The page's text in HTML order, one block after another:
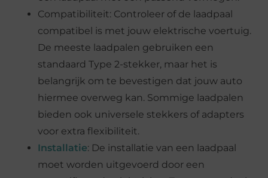
Compatibiliteit: Controleer of de laadpaal
compatibel is met jouw elektrische voertuig.
De meeste laadpalen gebruiken een
standaard Type 2-stekker, maar het is
belangrijk om te bevestigen dat jouw auto
hiermee overweg kan. Sommige laadpalen
bieden ook universele stekkers of adapters
voor extra flexibiliteit.
Installatie: De installatie van een laadpaal
moet worden uitgevoerd door een